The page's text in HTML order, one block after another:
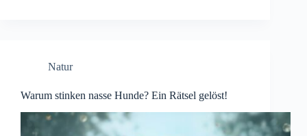
Natur
Warum stinken nasse Hunde? Ein Rätsel gelöst!